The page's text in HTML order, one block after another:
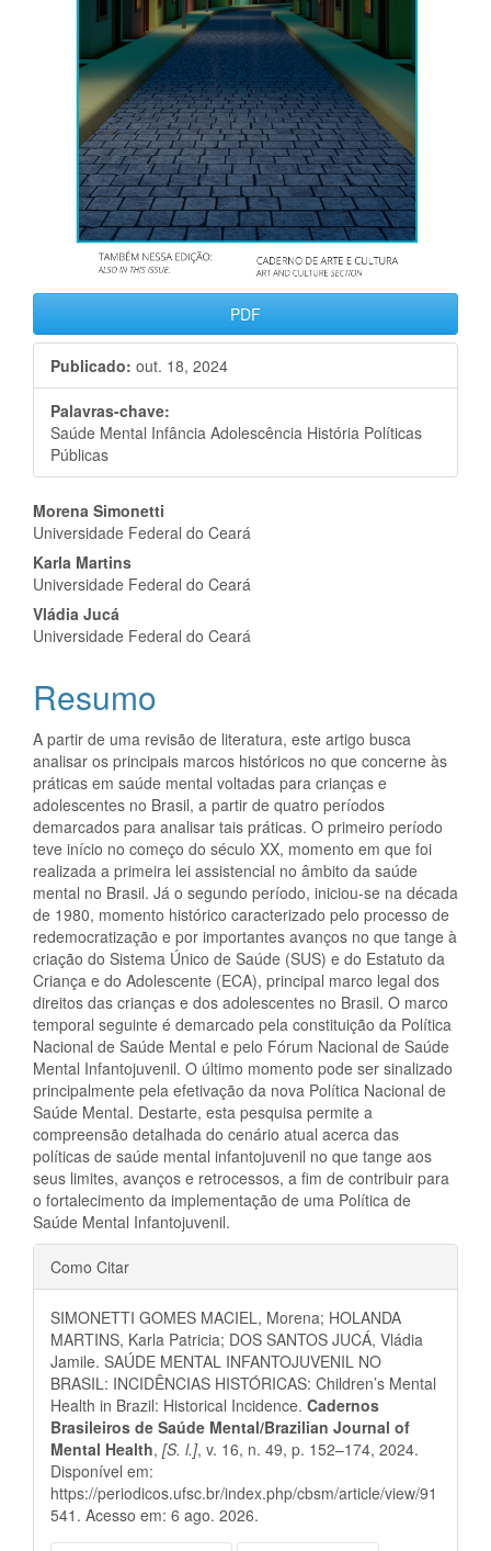
PDF
Publicado: out. 18, 2024
Palavras-chave:
Saúde Mental Infância Adolescência História Políticas
Públicas
Conteúdo
do
artigo
principal
Morena Simonetti
Universidade Federal do Ceará
Karla Martins
Universidade Federal do Ceará
Vládia Jucá
Universidade Federal do Ceará
Resumo
A partir de uma revisão de literatura, este artigo busca
analisar os principais marcos históricos no que concerne às
práticas em saúde mental voltadas para crianças e
adolescentes no Brasil, a partir de quatro períodos
demarcados para analisar tais práticas. O primeiro período
teve início no começo do século XX, momento em que foi
realizada a primeira lei assistencial no âmbito da saúde
mental no Brasil. Já o segundo período, iniciou-se na década
de 1980, momento histórico caracterizado pelo processo de
redemocratização e por importantes avanços no que tange à
criação do Sistema Único de Saúde (SUS) e do Estatuto da
Criança e do Adolescente (ECA), principal marco legal dos
direitos das crianças e dos adolescentes no Brasil. O marco
temporal seguinte é demarcado pela constituição da Política
Nacional de Saúde Mental e pelo Fórum Nacional de Saúde
Mental Infantojuvenil. O último momento pode ser sinalizado
principalmente pela efetivação da nova Política Nacional de
Saúde Mental. Destarte, esta pesquisa permite a
compreensão detalhada do cenário atual acerca das
políticas de saúde mental infantojuvenil no que tange aos
seus limites, avanços e retrocessos, a fim de contribuir para
o fortalecimento da implementação de uma Política de
Saúde Mental Infantojuvenil.
Detalhes
do
artigo
Como Citar
SIMONETTI GOMES MACIEL, Morena; HOLANDA
MARTINS, Karla Patricia; DOS SANTOS JUCÁ, Vládia
Jamile. SAÚDE MENTAL INFANTOJUVENIL NO
BRASIL: INCIDÊNCIAS HISTÓRICAS: Children’s Mental
Health in Brazil: Historical Incidence. Cadernos
Brasileiros de Saúde Mental/Brazilian Journal of
Mental Health, [S. l.], v. 16, n. 49, p. 152–174, 2024.
Disponível em:
https://periodicos.ufsc.br/index.php/cbsm/article/view/91
541. Acesso em: 6 ago. 2026.